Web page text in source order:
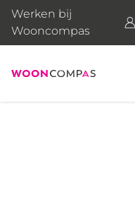
Werken bij
Wooncompas